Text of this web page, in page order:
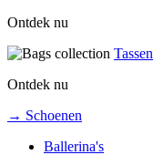
Ontdek nu
Tassen
Ontdek nu
→ Schoenen
Ballerina's